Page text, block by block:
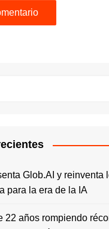
Glob.AI y reinventa
para la era de la IA
22 años rompiendo